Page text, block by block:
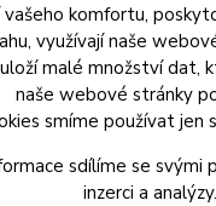
komfortu,
využívají naše
malé množství dat,
naše webové stránky
smíme používat jen
sdílíme se svými
inzerci a analýzy.